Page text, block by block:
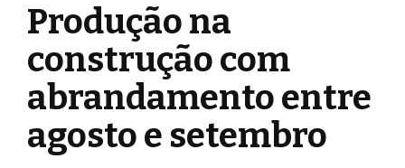
Produção na
construção com
abrandamento entre
agosto e setembro